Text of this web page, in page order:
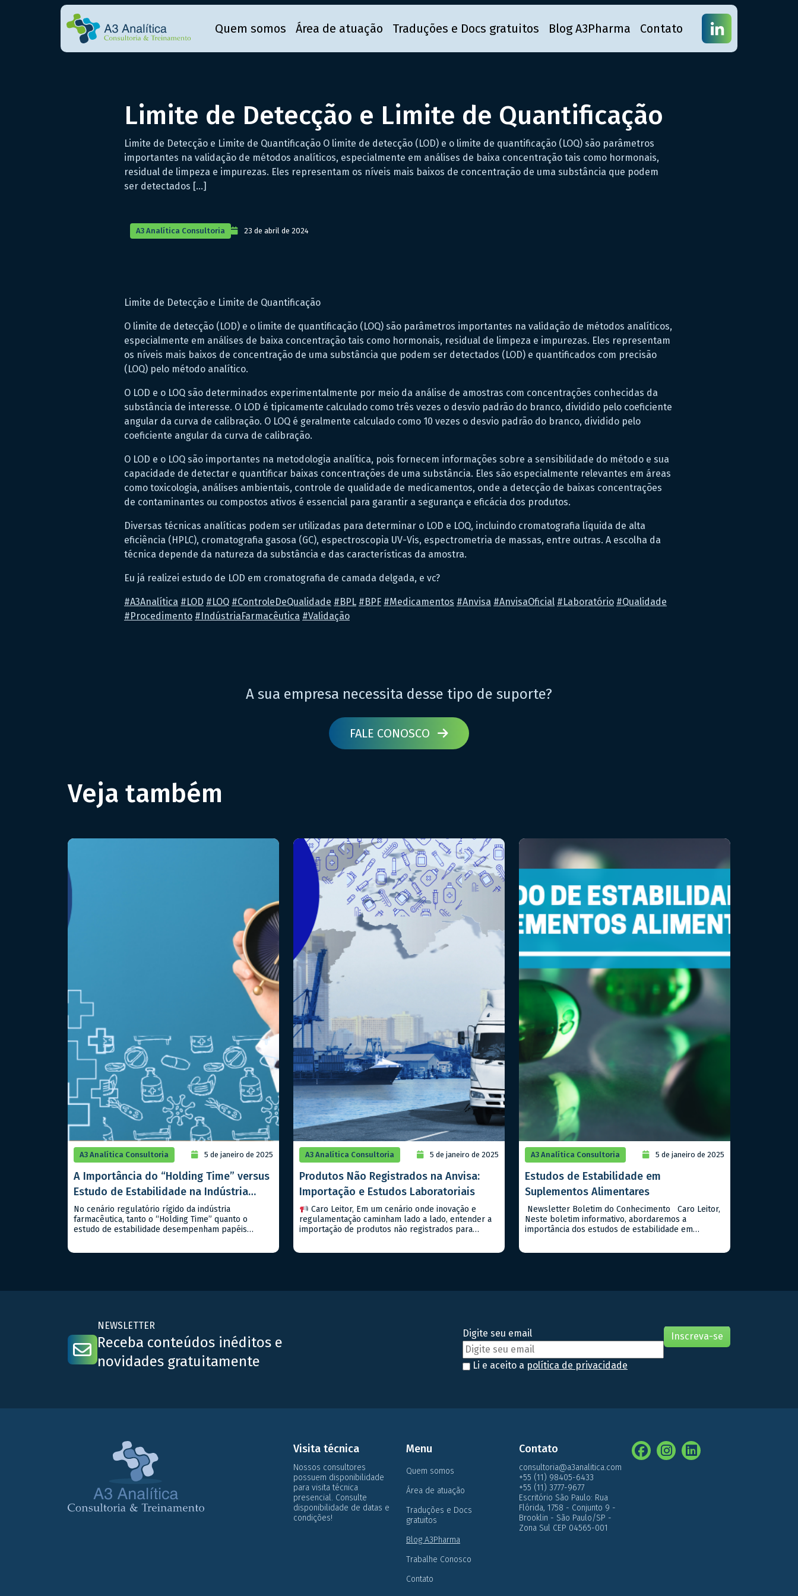
Quem somos Área de atuação Traduções e Docs gratuitos Blog A3Pharma Contato
Limite de Detecção e Limite de Quantificação
Limite de Detecção e Limite de Quantificação O limite de detecção (LOD) e o limite de quantificação (LOQ) são parâmetros
importantes na validação de métodos analíticos, especialmente em análises de baixa concentração tais como hormonais,
residual de limpeza e impurezas. Eles representam os níveis mais baixos de concentração de uma substância que podem
ser detectados […]
A3 Analítica Consultoria 23 de abril de 2024
Limite de Detecção e Limite de Quantificação
O limite de detecção (LOD) e o limite de quantificação (LOQ) são parâmetros importantes na validação de métodos analíticos,
especialmente em análises de baixa concentração tais como hormonais, residual de limpeza e impurezas. Eles representam
os níveis mais baixos de concentração de uma substância que podem ser detectados (LOD) e quantificados com precisão
(LOQ) pelo método analítico.
O LOD e o LOQ são determinados experimentalmente por meio da análise de amostras com concentrações conhecidas da
substância de interesse. O LOD é tipicamente calculado como três vezes o desvio padrão do branco, dividido pelo coeficiente
angular da curva de calibração. O LOQ é geralmente calculado como 10 vezes o desvio padrão do branco, dividido pelo
coeficiente angular da curva de calibração.
O LOD e o LOQ são importantes na metodologia analítica, pois fornecem informações sobre a sensibilidade do método e sua
capacidade de detectar e quantificar baixas concentrações de uma substância. Eles são especialmente relevantes em áreas
como toxicologia, análises ambientais, controle de qualidade de medicamentos, onde a detecção de baixas concentrações
de contaminantes ou compostos ativos é essencial para garantir a segurança e eficácia dos produtos.
Diversas técnicas analíticas podem ser utilizadas para determinar o LOD e LOQ, incluindo cromatografia líquida de alta
eficiência (HPLC), cromatografia gasosa (GC), espectroscopia UV-Vis, espectrometria de massas, entre outras. A escolha da
técnica depende da natureza da substância e das características da amostra.
Eu já realizei estudo de LOD em cromatografia de camada delgada, e vc?
#A3Analítica #LOD #LOQ #ControleDeQualidade #BPL #BPF #Medicamentos #Anvisa #AnvisaOficial #Laboratório #Qualidade
#Procedimento #IndústriaFarmacêutica #Validação
A sua empresa necessita desse tipo de suporte?
FALE CONOSCO
Veja também
A3 Analítica Consultoria 5 de janeiro de 2025
A Importância do “Holding Time” versus
Estudo de Estabilidade na Indústria
Farmacêutica
No cenário regulatório rígido da indústria
farmacêutica, tanto o “Holding Time” quanto o
estudo de estabilidade desempenham papéis
internacionais. – Estudo de Estabilidade: Este […]
A3 Analítica Consultoria 5 de janeiro de 2025
Produtos Não Registrados na Anvisa:
Importação e Estudos Laboratoriais
Caro Leitor, Em um cenário onde inovação e
regulamentação caminham lado a lado, entender a
importação de produtos não registrados para
A3 Analítica Consultoria 5 de janeiro de 2025
Estudos de Estabilidade em
Suplementos Alimentares
Newsletter Boletim do Conhecimento Caro Leitor,
Neste boletim informativo, abordaremos a
importância dos estudos de estabilidade em
validade destes tipos […]
NEWSLETTER
Receba conteúdos inéditos e
novidades gratuitamente
Digite seu email
Li e aceito a política de privacidade
Visita técnica
Nossos consultores
possuem disponibilidade
para visita técnica
presencial. Consulte
disponibilidade de datas e
condições!
Menu
Quem somos
Área de atuação
Traduções e Docs
gratuitos
Blog A3Pharma
Trabalhe Conosco
Contato
Contato
consultoria@a3analitica.com
+55 (11) 98405-6433
+55 (11) 3777-9677
Escritório São Paulo: Rua
Flórida, 1758 - Conjunto 9 -
Brooklin - São Paulo/SP -
Zona Sul CEP 04565-001